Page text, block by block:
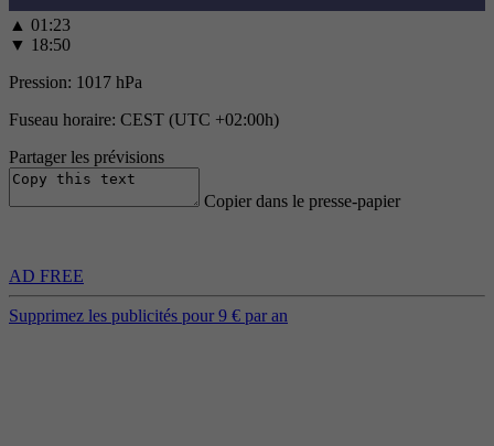
▲ 01:23
▼ 18:50
Pression: 1017 hPa
Fuseau horaire: CEST (UTC +02:00h)
Partager les prévisions
Copier dans le presse-papier
AD FREE
Supprimez les publicités pour 9 € par an